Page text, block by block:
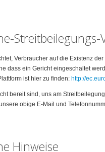
Verbraucher auf die Existenz
dass ein Gericht eingeschaltet
ist hier zu finden: http://
bereit sind, uns am
obige E-Mail und
Hinweise